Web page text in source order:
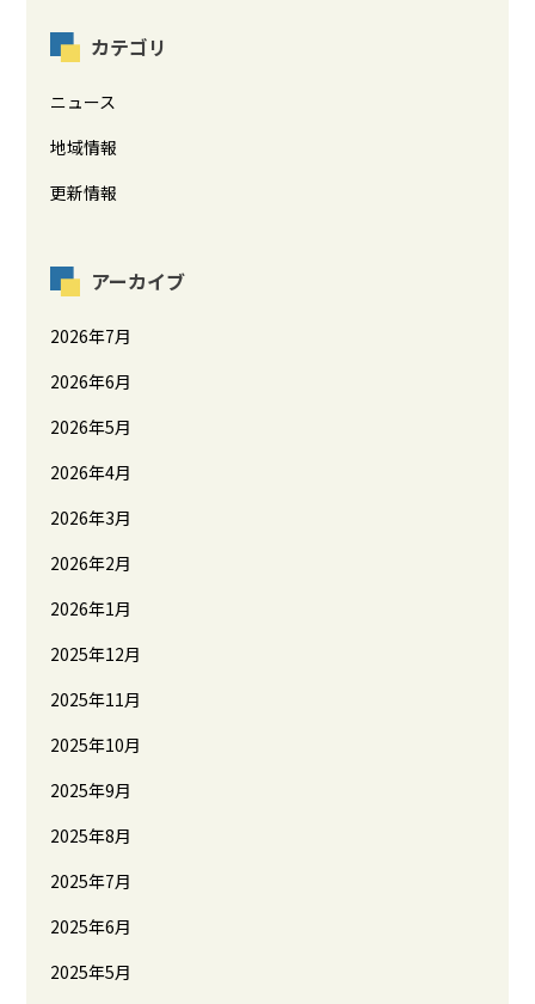
カテゴリ
ニュース
地域情報
更新情報
アーカイブ
2026年7月
2026年6月
2026年5月
2026年4月
2026年3月
2026年2月
2026年1月
2025年12月
2025年11月
2025年10月
2025年9月
2025年8月
2025年7月
2025年6月
2025年5月